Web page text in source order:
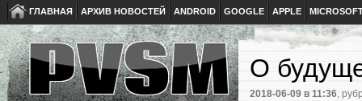
ГЛАВНАЯ АРХИВ НОВОСТЕЙ ANDROID GOOGLE APPLE
О
2018-06-09 в 11:36,